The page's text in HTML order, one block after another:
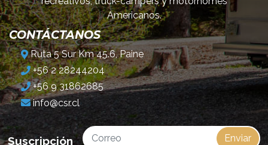
Americanos.
CONTÁCTANOS
Ruta 5 Sur Km 45.6, Paine
+56 2 28244204
+56 9 31862685
info@csr.cl
Suscripción Enviar